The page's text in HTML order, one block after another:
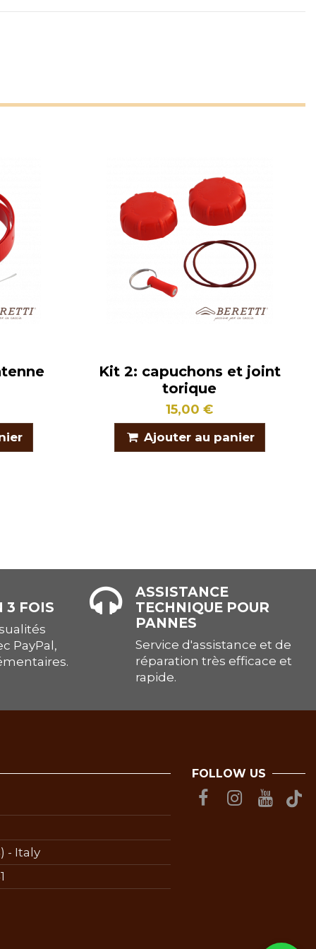
Kit 2: capuchons et joint
torique
15,00 €
Ajouter au panier
3 FOIS
PayPal,
ASSISTANCE
TECHNIQUE POUR
PANNES
Service d'assistance et de
réparation très efficace et
rapide.
- Italy
FOLLOW US